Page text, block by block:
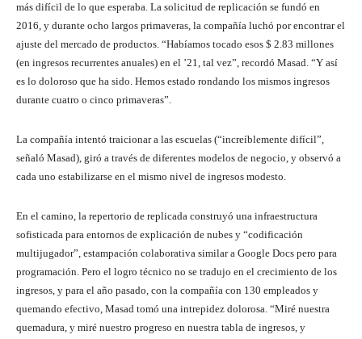
más difícil de lo que esperaba. La solicitud de replicación se fundó en
2016, y durante ocho largos primaveras, la compañía luchó por encontrar el
ajuste del mercado de productos. “Habíamos tocado esos $ 2.83 millones
(en ingresos recurrentes anuales) en el ’21, tal vez”, recordó Masad. “Y así
es lo doloroso que ha sido. Hemos estado rondando los mismos ingresos
durante cuatro o cinco primaveras”.
La compañía intentó traicionar a las escuelas (“increíblemente difícil”,
señaló Masad), giró a través de diferentes modelos de negocio, y observó a
cada uno estabilizarse en el mismo nivel de ingresos modesto.
En el camino, la repertorio de replicada construyó una infraestructura
sofisticada para entornos de explicación de nubes y “codificación
multijugador”, estampación colaborativa similar a Google Docs pero para
programación. Pero el logro técnico no se tradujo en el crecimiento de los
ingresos, y para el año pasado, con la compañía con 130 empleados y
quemando efectivo, Masad tomó una intrepidez dolorosa. “Miré nuestra
quemadura, y miré nuestro progreso en nuestra tabla de ingresos, y